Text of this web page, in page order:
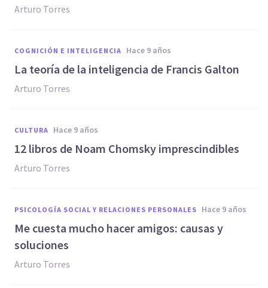
Arturo Torres
COGNICIÓN E INTELIGENCIA hace 9 años
La teoría de la inteligencia de Francis Galton
Arturo Torres
CULTURA hace 9 años
​12 libros de Noam Chomsky imprescindibles
Arturo Torres
PSICOLOGÍA SOCIAL Y RELACIONES PERSONALES hace 9 años
​Me cuesta mucho hacer amigos: causas y
soluciones
Arturo Torres